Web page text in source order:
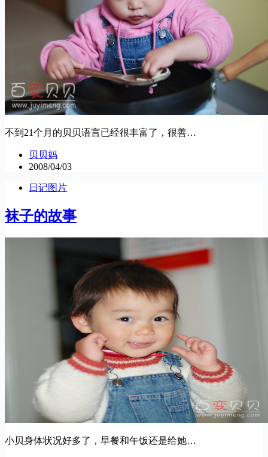
不到21个月的贝贝语言已经很丰富了，很善…
贝贝妈
2008/04/03
日记图片
袜子的故事
小贝身体状况好多了，早餐和午饭还是给她…